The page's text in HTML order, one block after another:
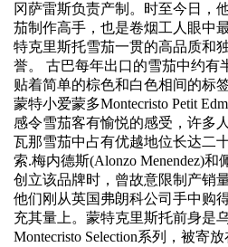
冈萨雷斯负责产制。时至今日，
茄制作高手，也是卷烟工人眼中
特克里斯托雪茄一贯的高品质和
誉。 古巴每年出口的雪茄中约有
贴着简单的棕色和白色相间的标签
蒙特小爱蒙多Montecristo Petit
感令雪茄客有愉悦的感受，许多
瓦那雪茄中占有优越地位长达二
索.梅内德斯(Alonzo Menendez)和
创立该品牌时，曾故意限制产销
他们刚从英国弗朗科公司手中购
充其量上。蒙特克里斯托前身是
Montecristo Selection系列，被寄